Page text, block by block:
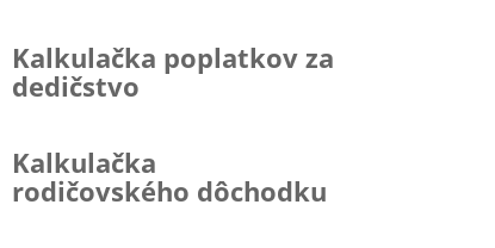
Kalkulačka poplatkov za
dedičstvo
Kalkulačka
rodičovského dôchodku